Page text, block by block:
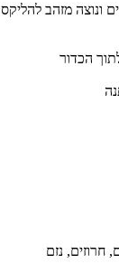
ונוצה מזהב להליקס
הכדור
חרוזים, נזם